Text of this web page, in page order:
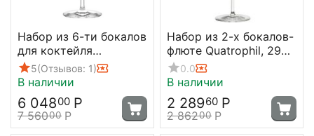
Набор из 6-ти бокалов
для коктейля
Grandezza, 240 мл,
D116 мм, h172 мм,
5(Отзывов: 1)
В наличии
6 04800 Р
7 56000 Р
Набор из 2-х бокалов-
флюте Quatrophil, 292
мл, D82 мм, H260 мм,
Stolzle
0.0
В наличии
2 28960 Р
2 86200 Р